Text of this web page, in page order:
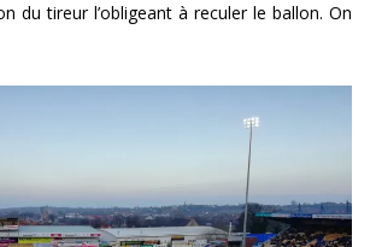
du tireur l’obligeant à reculer le ballon. On